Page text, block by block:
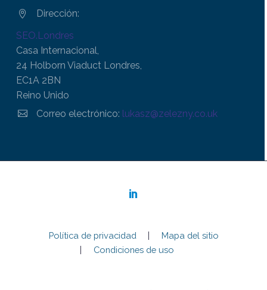


Dirección:
SEO.Londres
Casa Internacional,
24 Holborn Viaduct Londres,
EC1A 2BN
Reino Unido

 Correo electrónico: lukasz@zelezny.co.uk
Política de privacidad
Mapa del sitio
Condiciones de uso